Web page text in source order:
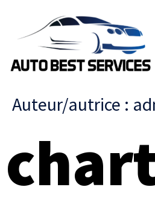
Auteur/autrice :